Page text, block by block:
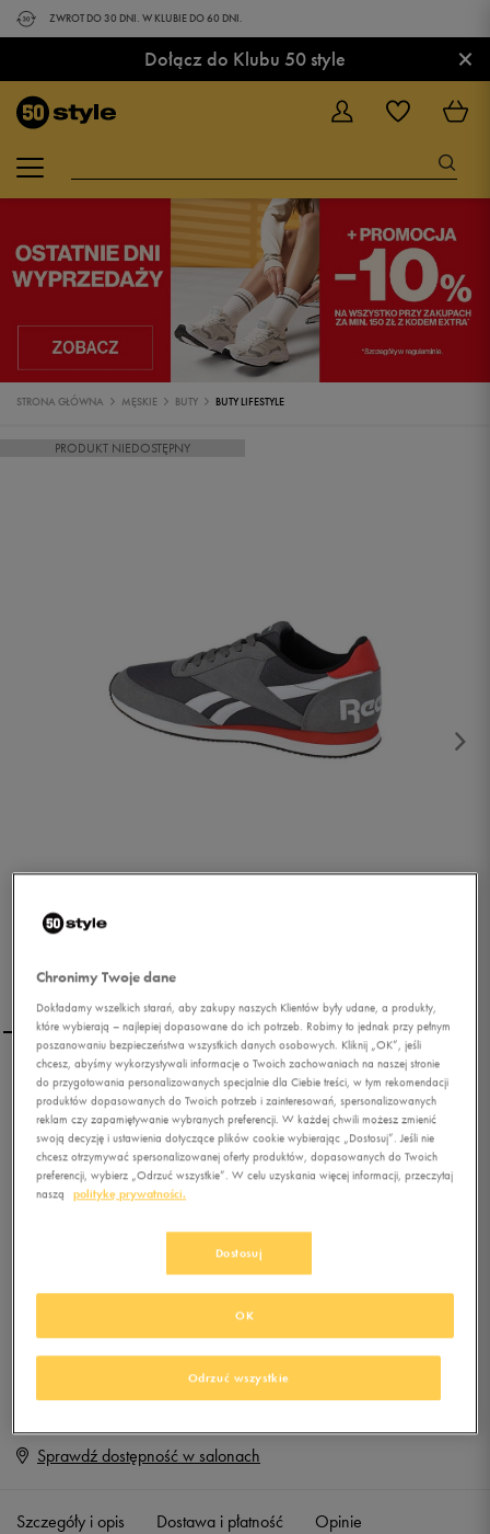
ZWROT DO 30 DNI. W KLUBIE DO 60 DNI.
Dołącz do Klubu 50 style ×
STRONA GŁÓWNA MĘSKIE BUTY BUTY LIFESTYLE
PRODUKT NIEDOSTĘPNY
REEBOK ROYAL CL JOG
2RS
0.0(0)
59,99zł z Vat
Jeśli artykuł będzie ponownie dostępny, otrzymasz od nas powiadomienie.
Wybierz rozmiar
Rozmiary EU
40,5
Sprawdź dostępność w salonach
Szczegóły i opis Dostawa i płatność Opinie
Chronimy Twoje dane
Dokładamy wszelkich starań, aby zakupy naszych Klientów były udane, a produkty,
które wybierają – najlepiej dopasowane do ich potrzeb. Robimy to jednak przy pełnym
poszanowaniu bezpieczeństwa wszystkich danych osobowych. Kliknij „OK”, jeśli
chcesz, abyśmy wykorzystywali informacje o Twoich zachowaniach na naszej stronie
do przygotowania personalizowanych specjalnie dla Ciebie treści, w tym rekomendacji
produktów dopasowanych do Twoich potrzeb i zainteresowań, spersonalizowanych
reklam czy zapamiętywanie wybranych preferencji. W każdej chwili możesz zmienić
swoją decyzję i ustawienia dotyczące plików cookie wybierając „Dostosuj”. Jeśli nie
chcesz otrzymywać spersonalizowanej oferty produktów, dopasowanych do Twoich
preferencji, wybierz „Odrzuć wszystkie”. W celu uzyskania więcej informacji, przeczytaj
naszą
politykę prywatności.
Dostosuj
Odrzuć wszystkie
OK